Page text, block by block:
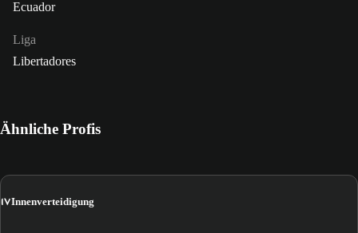
Ecuador
Liga
Libertadores
Ähnliche Profis
IVInnenverteidigung